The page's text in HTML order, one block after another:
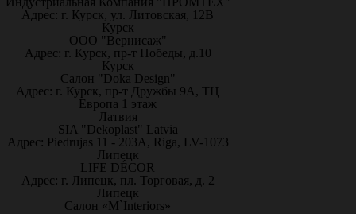
Адрес: г. Курск, ул. Литовская, 12В
Курск
ООО "Вернисаж"
Адрес: г. Курск, пр-т Победы, д.10
Курск
Салон "Doka Design"
Адрес: г. Курск, пр-т Дружбы 9А, ТЦ
Европа 1 этаж
Латвия
SIA "Dekoplast" Latvia
Адрес: Piedrujas 11 - 203A, Riga, LV-1073
Липецк
LIFE DÉCOR
Адрес: г. Липецк, пл. Торговая, д. 2
Липецк
Салон «M`Interiors»